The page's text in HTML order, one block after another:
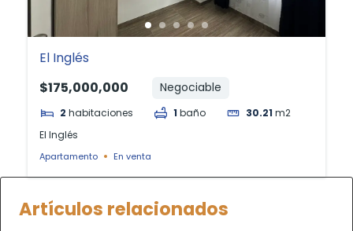
El Inglés
$175,000,000
Negociable
2 habitaciones 1 baño 30.21 m2
El Inglés
Apartamento En venta
Artículos relacionados